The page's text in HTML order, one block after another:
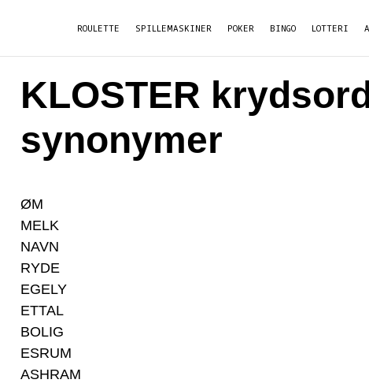
ROULETTE SPILLEMASKINER POKER BINGO LOTTERI
KLOSTER
synonymer
ØM
MELK
NAVN
RYDE
EGELY
ETTAL
BOLIG
ESRUM
ASHRAM